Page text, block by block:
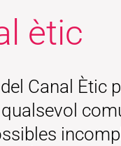
ètic
Canal Ètic